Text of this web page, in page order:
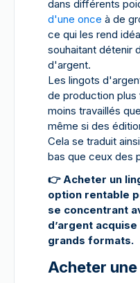
dans différents
d'une once à de
ce qui les rend
souhaitant détenir
d'argent.
Les lingots
de production
moins travaillés
même si des
Cela se traduit
bas que ceux des
👉Acheter un
option rentable
se concentrant
d’argent
grands formats.
Acheter